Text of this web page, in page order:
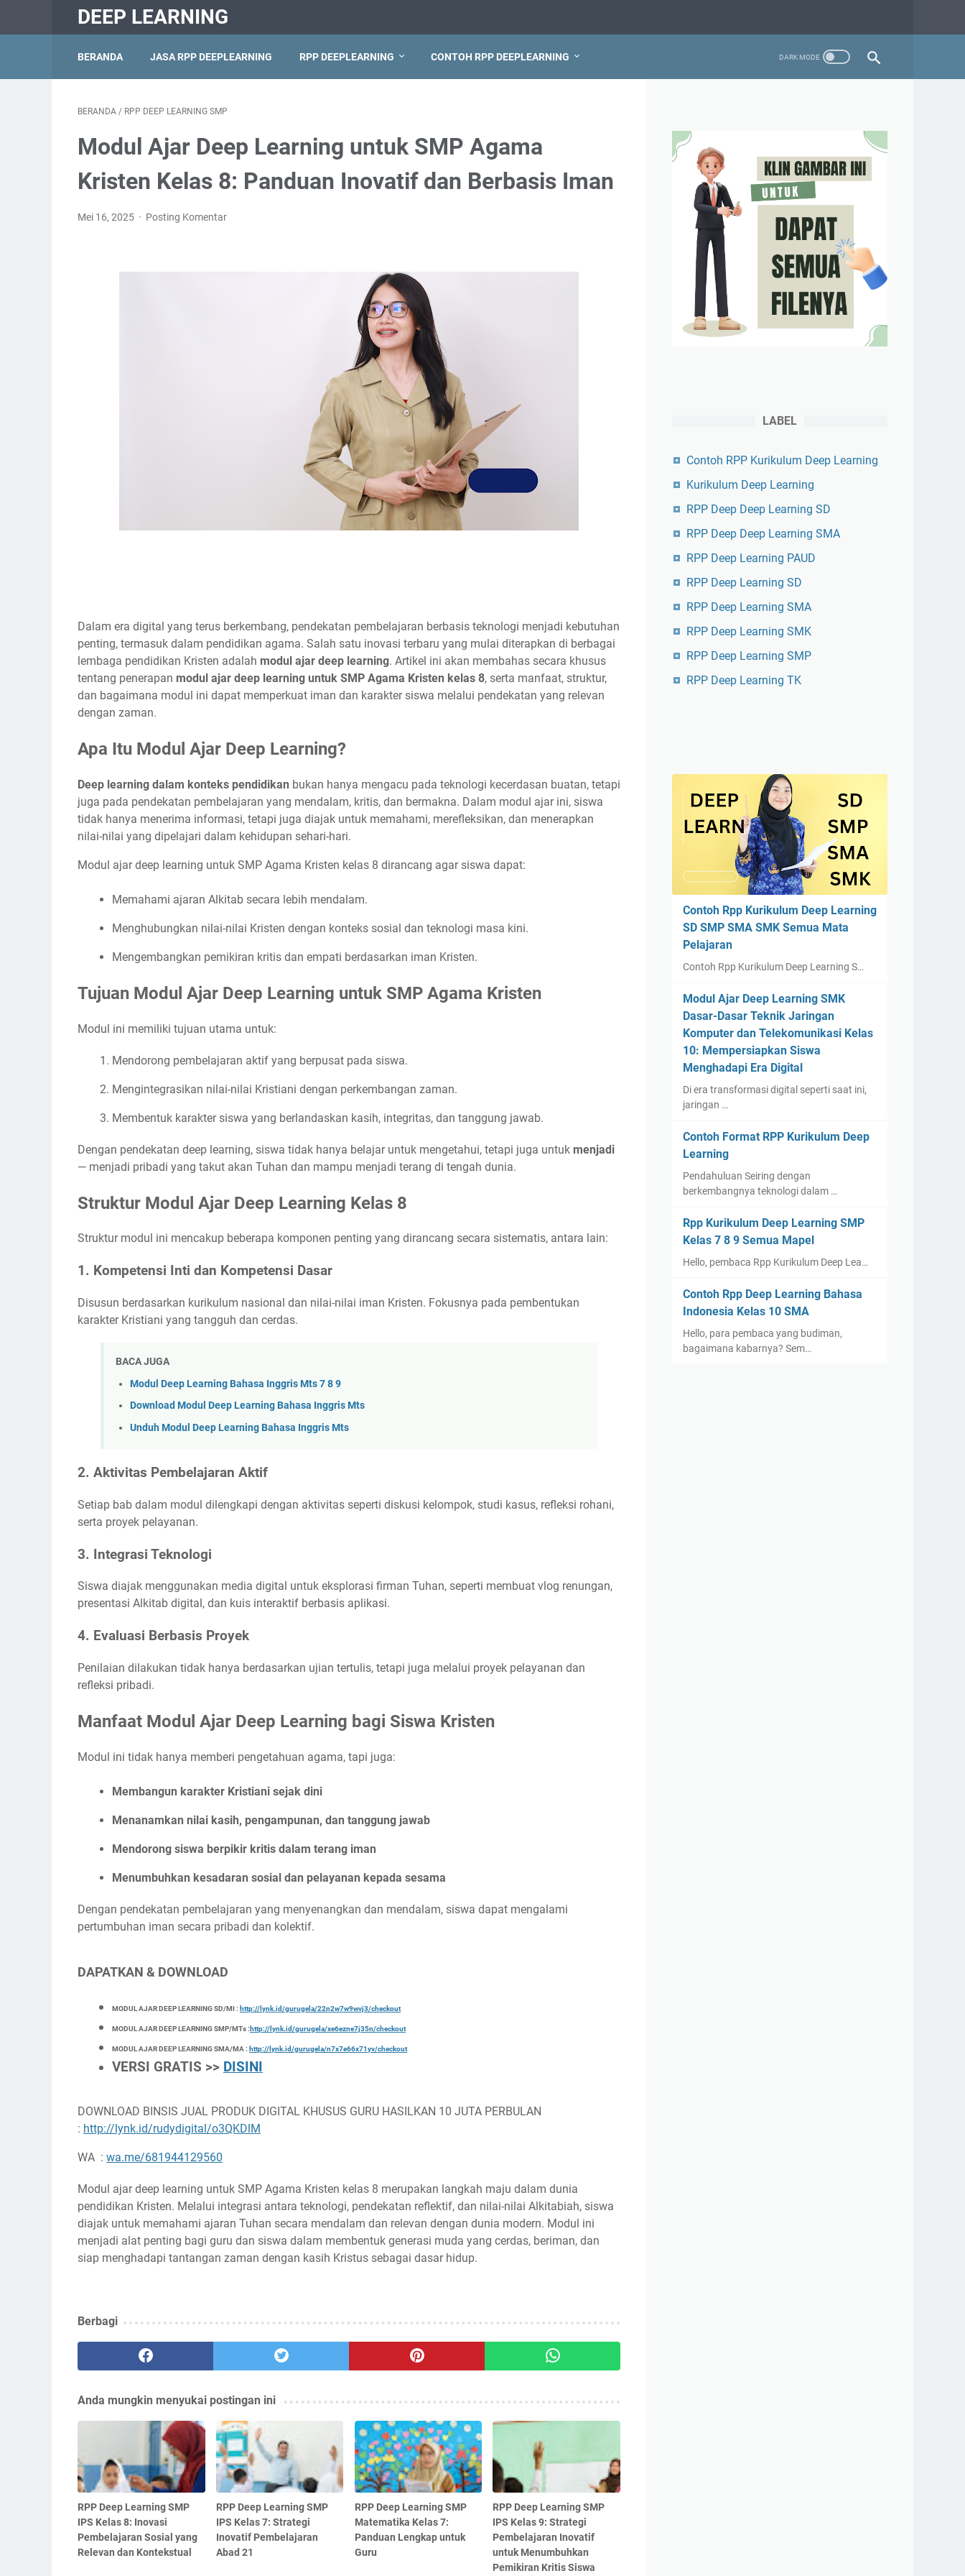
DEEP LEARNING
BERANDA JASA RPP DEEPLEARNING RPP DEEPLEARNING CONTOH RPP DEEPLEARNING
BERANDA / RPP DEEP LEARNING SMP
Modul Ajar Deep Learning untuk SMP Agama
Kristen Kelas 8: Panduan Inovatif dan Berbasis Iman
Mei 16, 2025 Posting Komentar
Dalam era digital yang terus berkembang, pendekatan pembelajaran berbasis teknologi menjadi kebutuhan
penting, termasuk dalam pendidikan agama. Salah satu inovasi terbaru yang mulai diterapkan di berbagai
lembaga pendidikan Kristen adalah modul ajar deep learning. Artikel ini akan membahas secara khusus
tentang penerapan modul ajar deep learning untuk SMP Agama Kristen kelas 8, serta manfaat, struktur,
dan bagaimana modul ini dapat memperkuat iman dan karakter siswa melalui pendekatan yang relevan
dengan zaman.
Apa Itu Modul Ajar Deep Learning?
Deep learning dalam konteks pendidikan bukan hanya mengacu pada teknologi kecerdasan buatan, tetapi
juga pada pendekatan pembelajaran yang mendalam, kritis, dan bermakna. Dalam modul ajar ini, siswa
tidak hanya menerima informasi, tetapi juga diajak untuk memahami, merefleksikan, dan menerapkan
nilai-nilai yang dipelajari dalam kehidupan sehari-hari.
Modul ajar deep learning untuk SMP Agama Kristen kelas 8 dirancang agar siswa dapat:
Memahami ajaran Alkitab secara lebih mendalam.
Menghubungkan nilai-nilai Kristen dengan konteks sosial dan teknologi masa kini.
Mengembangkan pemikiran kritis dan empati berdasarkan iman Kristen.
Tujuan Modul Ajar Deep Learning untuk SMP Agama Kristen
Modul ini memiliki tujuan utama untuk:
Mendorong pembelajaran aktif yang berpusat pada siswa.
Mengintegrasikan nilai-nilai Kristiani dengan perkembangan zaman.
Membentuk karakter siswa yang berlandaskan kasih, integritas, dan tanggung jawab.
Dengan pendekatan deep learning, siswa tidak hanya belajar untuk mengetahui, tetapi juga untuk menjadi
— menjadi pribadi yang takut akan Tuhan dan mampu menjadi terang di tengah dunia.
Struktur Modul Ajar Deep Learning Kelas 8
Struktur modul ini mencakup beberapa komponen penting yang dirancang secara sistematis, antara lain:
1. Kompetensi Inti dan Kompetensi Dasar
Disusun berdasarkan kurikulum nasional dan nilai-nilai iman Kristen. Fokusnya pada pembentukan
karakter Kristiani yang tangguh dan cerdas.
BACA JUGA
Modul Deep Learning Bahasa Inggris Mts 7 8 9
Download Modul Deep Learning Bahasa Inggris Mts
Unduh Modul Deep Learning Bahasa Inggris Mts
2. Aktivitas Pembelajaran Aktif
Setiap bab dalam modul dilengkapi dengan aktivitas seperti diskusi kelompok, studi kasus, refleksi rohani,
serta proyek pelayanan.
3. Integrasi Teknologi
Siswa diajak menggunakan media digital untuk eksplorasi firman Tuhan, seperti membuat vlog renungan,
presentasi Alkitab digital, dan kuis interaktif berbasis aplikasi.
4. Evaluasi Berbasis Proyek
Penilaian dilakukan tidak hanya berdasarkan ujian tertulis, tetapi juga melalui proyek pelayanan dan
refleksi pribadi.
Manfaat Modul Ajar Deep Learning bagi Siswa Kristen
Modul ini tidak hanya memberi pengetahuan agama, tapi juga:
Membangun karakter Kristiani sejak dini
Menanamkan nilai kasih, pengampunan, dan tanggung jawab
Mendorong siswa berpikir kritis dalam terang iman
Menumbuhkan kesadaran sosial dan pelayanan kepada sesama
Dengan pendekatan pembelajaran yang menyenangkan dan mendalam, siswa dapat mengalami
pertumbuhan iman secara pribadi dan kolektif.
DAPATKAN & DOWNLOAD
MODUL AJAR DEEP LEARNING SD/MI : http://lynk.id/gurugela/22n2w7w9wvj3/checkout
MODUL AJAR DEEP LEARNING SMP/MTs : http://lynk.id/gurugela/xe6ezne7j35n/checkout
MODUL AJAR DEEP LEARNING SMA/MA : http://lynk.id/gurugela/n7x7e66x71yv/checkout
VERSI GRATIS >> DISINI
DOWNLOAD BINSIS JUAL PRODUK DIGITAL KHUSUS GURU HASILKAN 10 JUTA PERBULAN
: http://lynk.id/rudydigital/o3QKDlM
WA : wa.me/681944129560
Modul ajar deep learning untuk SMP Agama Kristen kelas 8 merupakan langkah maju dalam dunia
pendidikan Kristen. Melalui integrasi antara teknologi, pendekatan reflektif, dan nilai-nilai Alkitabiah, siswa
diajak untuk memahami ajaran Tuhan secara mendalam dan relevan dengan dunia modern. Modul ini
menjadi alat penting bagi guru dan siswa dalam membentuk generasi muda yang cerdas, beriman, dan
siap menghadapi tantangan zaman dengan kasih Kristus sebagai dasar hidup.
Berbagi
Anda mungkin menyukai postingan ini
RPP Deep Learning SMP
IPS Kelas 8: Inovasi
Pembelajaran Sosial yang
Relevan dan Kontekstual
RPP Deep Learning SMP
IPS Kelas 7: Strategi
Inovatif Pembelajaran
Abad 21
RPP Deep Learning SMP
Matematika Kelas 7:
Panduan Lengkap untuk
Guru
RPP Deep Learning SMP
IPS Kelas 9: Strategi
Pembelajaran Inovatif
untuk Menumbuhkan
Pemikiran Kritis Siswa
LABEL
Contoh RPP Kurikulum Deep Learning
Kurikulum Deep Learning
RPP Deep Deep Learning SD
RPP Deep Deep Learning SMA
RPP Deep Learning PAUD
RPP Deep Learning SD
RPP Deep Learning SMA
RPP Deep Learning SMK
RPP Deep Learning SMP
RPP Deep Learning TK
Contoh Rpp Kurikulum Deep Learning
SD SMP SMA SMK Semua Mata
Pelajaran
Contoh Rpp Kurikulum Deep Learning S…
Modul Ajar Deep Learning SMK
Dasar-Dasar Teknik Jaringan
Komputer dan Telekomunikasi Kelas
10: Mempersiapkan Siswa
Menghadapi Era Digital
Di era transformasi digital seperti saat ini,
jaringan …
Contoh Format RPP Kurikulum Deep
Learning
Pendahuluan Seiring dengan
berkembangnya teknologi dalam …
Rpp Kurikulum Deep Learning SMP
Kelas 7 8 9 Semua Mapel
Hello, pembaca Rpp Kurikulum Deep Lea…
Contoh Rpp Deep Learning Bahasa
Indonesia Kelas 10 SMA
Hello, para pembaca yang budiman,
bagaimana kabarnya? Sem…